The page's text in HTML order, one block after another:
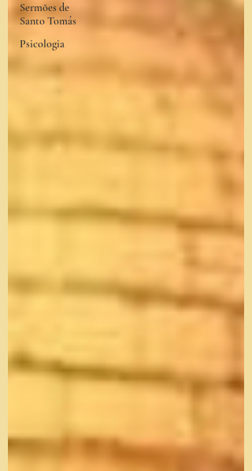
Sermões de
Santo Tomás
Psicologia